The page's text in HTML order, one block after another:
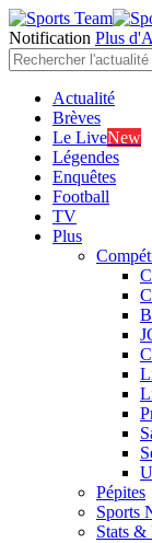
Notification Plus
Actualité
Brèves
Le LiveNew
Légendes
Enquêtes
Football
TV
Plus
Pépites
Sports
Stats &